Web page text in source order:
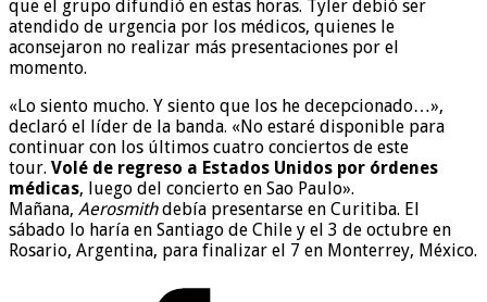
que el grupo difundió en estas horas. Tyler debió ser
atendido de urgencia por los médicos, quienes le
aconsejaron no realizar más presentaciones por el
momento.
«Lo siento mucho. Y siento que los he decepcionado…»,
declaró el líder de la banda. «No estaré disponible para
continuar con los últimos cuatro conciertos de este
tour. Volé de regreso a Estados Unidos por órdenes
médicas, luego del concierto en Sao Paulo».
Mañana, Aerosmithdebía presentarse en Curitiba. El
sábado lo haría en Santiago de Chile y el 3 de octubre en
Rosario, Argentina, para finalizar el 7 en Monterrey, México.